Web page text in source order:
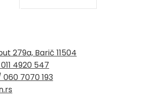
279a, Barič 11504
4920 547
7070 193